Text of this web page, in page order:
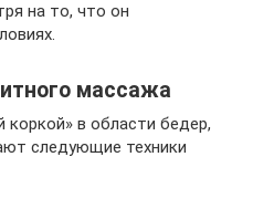
на то, что он
массажа
коркой» в области бедер,
следующие техники